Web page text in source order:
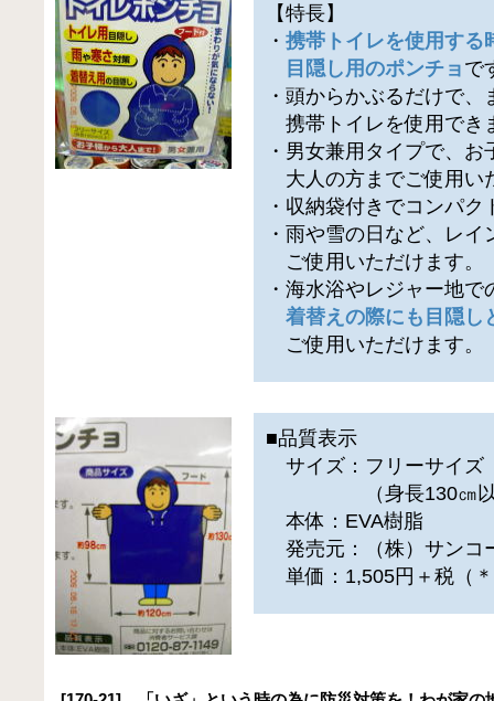
【特長】
・携帯トイレを使用する
目隠し用のポンチョ で
・頭からかぶるだけで
携帯トイレを使用でき
・男女兼用タイプで、お
大人の方までご使用い
・収納袋付きでコンパク
・雨や雪の日など、レ
ご使用いただけます。
・海水浴やレジャー地で
着替えの際にも目隠し
ご使用いただけます。
■品質表示
サイズ：フリーサイズ
（身長130㎝以上
本体：EVA樹脂
発売元：（株）サンコ
単価：1,505円＋税（